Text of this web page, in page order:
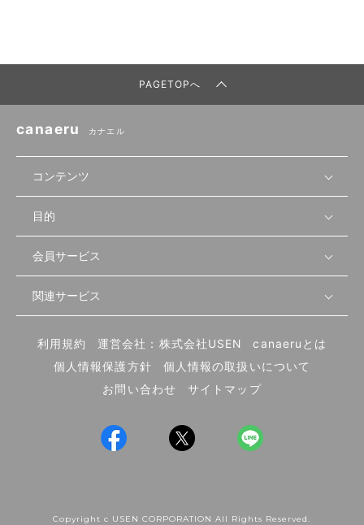
PAGETOPへ
canaeru カナエル
コンテンツ
無料開業相談
セミナー情報
セミナー動画
物件を探す
首都圏
北海道
先輩開業者の声
開業・経営に関する記事
編集ポリシー
業態別の開業方法
UIターン開業特集
目的
店舗運営
物件
内装・設備
食材・仕入れ
会員サービス
会員登録
ログイン
関連サービス
飲食店サクセスガイド（外部サイト）
利用規約 運営会社：株式会社USEN
canaeruとは
個人情報保護方針
個人情報の取扱いについて
お問い合わせ
サイトマップ
Copyright c USEN CORPORATION All Rights Reserved.